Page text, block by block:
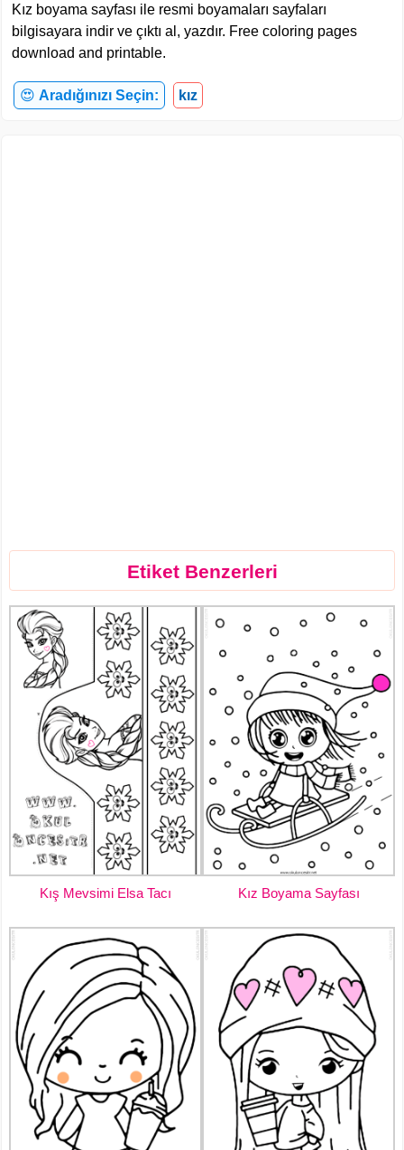
Kız boyama sayfası ile resmi boyamaları sayfaları
bilgisayara indir ve çıktı al, yazdır. Free coloring pages
download and printable.
😍 Aradığınızı Seçin: kız
Etiket Benzerleri
Kış Mevsimi Elsa Tacı Kız Boyama Sayfası